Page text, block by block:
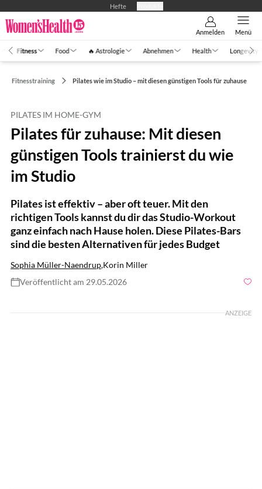
Hefte
Anmelden Menü
Fitness Food 🔥 Astrologie Abnehmen Health Longevity
Fitnesstraining Pilates wie im Studio – mit diesen günstigen Tools für zuhause
PILATES IM HOME-GYM
Pilates für zuhause: Mit diesen
günstigen Tools trainierst du wie
im Studio
Pilates ist effektiv – aber oft teuer. Mit den
richtigen Tools kannst du dir das Studio-Workout
ganz einfach nach Hause holen. Diese Pilates-Bars
sind die besten Alternativen für jedes Budget
Sophia Müller-Naendrup,Korin Miller
Veröffentlicht am 29.05.2026
ANZEIGE